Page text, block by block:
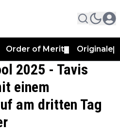
Order of Merit Originale
2025 - Tavis
einem
am dritten Tag